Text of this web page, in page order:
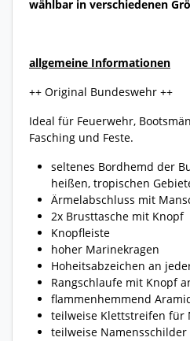
wählbar in verschiedenen
allgemeine Informationen
++ Original Bundeswehr ++
Ideal für Feuerwehr,
Fasching und Feste.
seltenes Bordhemd der
heißen, tropischen
Ärmelabschluss mit
2x Brusttasche mit Knopf
Knopfleiste
hoher Marinekragen
Hoheitsabzeichen an
Rangschlaufe mit Knopf
flammenhemmend
teilweise Klettstreifen für
teilweise Namensschilder